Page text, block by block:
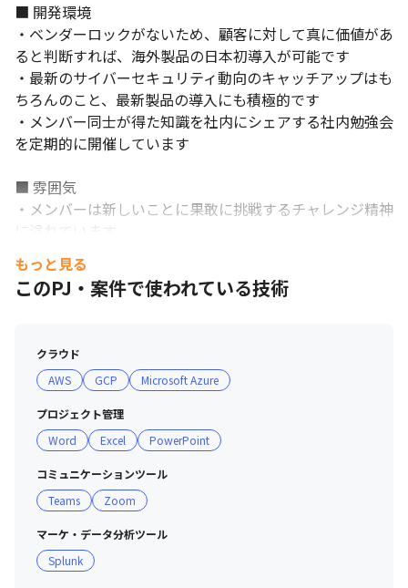
国内有数のGRC専門企業で高度な技術やノウハウを習得できま
す。
大手金融、通信、グローバル企業から高い信頼を得ています。
T - Trust (安心と信頼の提供) : お客様と社会に安心と信頼を提供す
る
・私たちは、情報セキュリティのプロフェッショナルとして、最
新技術の習得、リスク管理、 誠実な対応を徹底し、
法令を遵守し透明性を確保することで、 お客様と社会に安心と信
頼を提供します。 こうした取り組みにより、
長期的な信頼関係を築き、 社会の一員としての責任を果たしま
す。
■ 開発環境
・ベンダーロックがないため、顧客に対して真に価値があ
ると判断すれば、海外製品の日本初導入が可能です
・最新のサイバーセキュリティ動向のキャッチアップはも
ちろんのこと、最新製品の導入にも積極的です
・メンバー同士が得た知識を社内にシェアする社内勉強会
を定期的に開催しています
■ 雰囲気
・メンバーは新しいことに果敢に挑戦するチャレンジ精神
に溢れています
・新しい技術が好きで、面倒見の良いメンバーが多いです
・マネージャー陣もメンバーの声を大切にし、何か困った
ことや要望があればいつでも親身に相談に乗っています
・外資系IT企業、大手コンサルファーム、日系SIer、メー
カー、金融業、接客業など、業界も職種も違う多様なバッ
クグラウンドを持ったメンバーが在籍しています
・チャット文化のため、業務での疑問点があればすぐ部署
をまたいで相談が可能です
・全社チャットでは、和気あいあいとしたコミュニケーシ
ョンが盛んで、いつも誰かの発信に対して回答やスタンプ
が集まっています
■ 働き方
もっと見る
このPJ・案件で使われている技術
クラウド
AWS
GCP Microsoft Azure
プロジェクト管理
Word
Excel PowerPoint
コミュニケーションツール
Teams
Zoom
マーケ・データ分析ツール
Splunk